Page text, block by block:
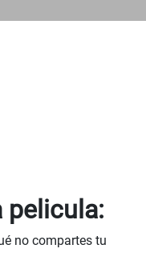
pelicula:
no compartes tu